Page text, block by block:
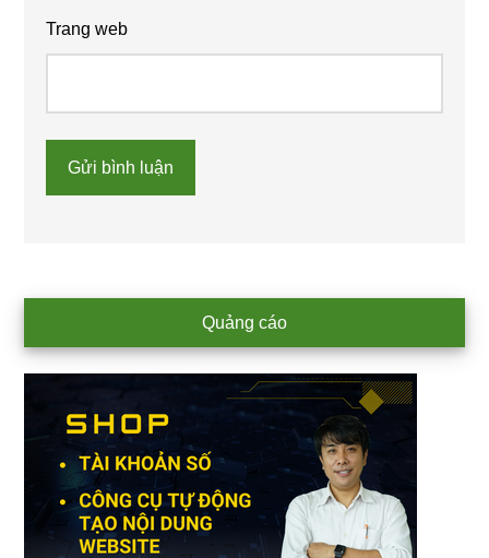
Trang web
Sidebar
Quảng cáo